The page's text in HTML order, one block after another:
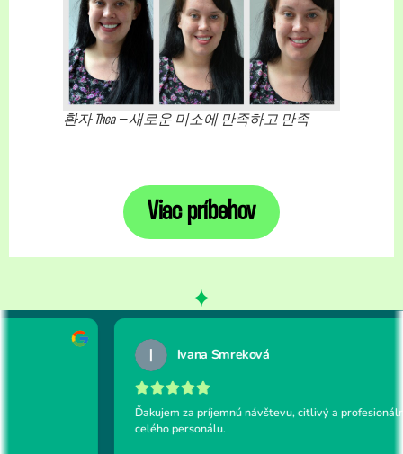
환자 Thea – 새로운 미소에 만족하고 만족
Viac príbehov